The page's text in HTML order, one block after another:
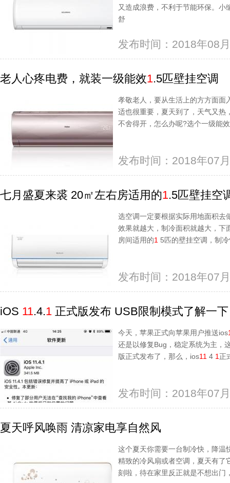
又造成浪费，不利于节能环保。小
舒
发布时间：2018年08
老人心疼电费，就装一级能效1.5匹壁挂空调
孝敬老人，要从生活上的方方面面
适也很重要，夏天到了，天气又热
不舍得开，怎么办呢?选个一级能
发布时间：2018年07
七月盛夏来裘 20㎡左右房适用的1.5匹壁挂空
选空调一定要根据实际用地面积去
效果就越大，制冷面积就越大，下
房间适用的1 5匹的壁挂空调，制
发布时间：2018年07
iOS 11.4.1 正式版发布 USB限制模式了解一
今天，苹果正式向苹果用户推送ios
还是以修复Bug，稳定系统为主，
版正式发布了，那么，ios11 4 1 正
发布时间：2018年07
夏天呼风唤雨 清凉家电享自然风
这个夏天你需要一台制冷快，降温
精致的冷风扇或者空调，夏天有了
刻啦，待在家里反正就是不想出门